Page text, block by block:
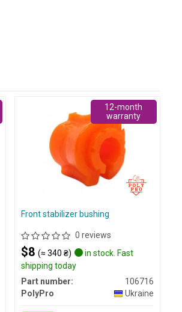
Front stabilizer bushing
0 reviews
$8 (≈ 340 ₴)
in stock. Fast
shipping today
Part number:
106716
PolyPro
Ukraine
12-month
warranty